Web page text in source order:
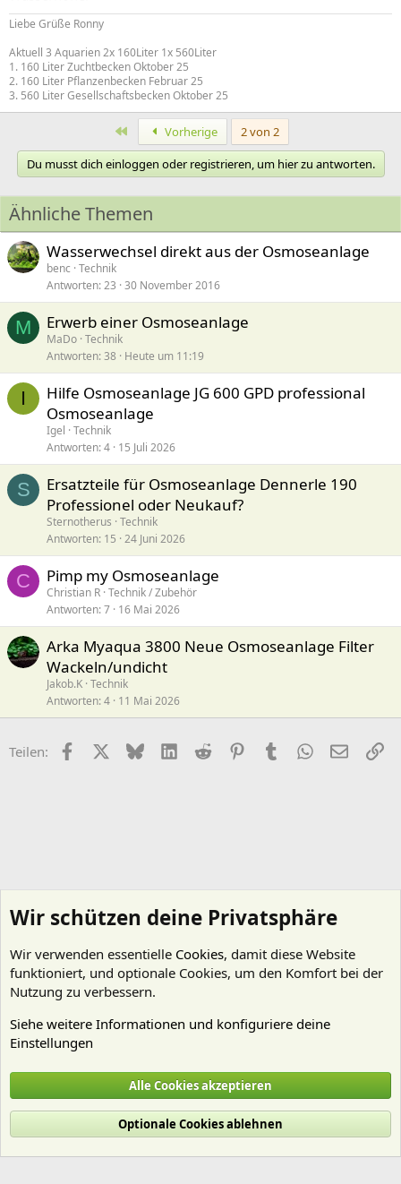
Liebe Grüße Ronny
Aktuell 3 Aquarien 2x 160Liter 1x 560Liter
1. 160 Liter Zuchtbecken Oktober 25
2. 160 Liter Pflanzenbecken Februar 25
3. 560 Liter Gesellschaftsbecken Oktober 25
Erste Vorherige
2 von 2
Du musst dich einloggen oder registrieren, um hier zu antworten.
Ähnliche Themen
Wasserwechsel direkt aus der Osmoseanlage
benc Technik
Antworten 23 30 November 2016
M Erwerb einer Osmoseanlage
MaDo Technik
Antworten 38 Heute um 11:19
I
Hilfe Osmoseanlage JG 600 GPD professional
Osmoseanlage
Igel Technik
Antworten 4 15 Juli 2026
S
Ersatzteile für Osmoseanlage Dennerle 190
Professionel oder Neukauf?
Sternotherus Technik
Antworten 15 24 Juni 2026
C Pimp my Osmoseanlage
Christian R Technik / Zubehör
Antworten 7 16 Mai 2026
Arka Myaqua 3800 Neue Osmoseanlage Filter
Wackeln/undicht
Jakob.K Technik
Antworten 4 11 Mai 2026
Teilen: FacebookX (Twitter)
BlueskyLinkedIn
Reddit PinterestTumblr WhatsApp
E-Mail
Cookies
Deutsch (Du)
Nutzungsbedingungen
Datenschutz Hilfe und Impressum
R
Wir schützen deine Privatsphäre
Wir verwenden essentielle Cookies, damit diese Website
funktioniert, und optionale Cookies, um den Komfort bei der
Nutzung zu verbessern.
Siehe weitere Informationen und konfiguriere deine
Einstellungen
Alle Cookies akzeptieren
Optionale Cookies ablehnen